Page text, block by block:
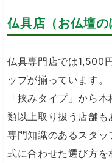
仏具店（お仏壇の
仏具専門店では1,500
ップが揃っています。
「挟みタイプ」から
類以上取り扱う店舗も
専門知識のあるスタ
式に合わせた選び方を